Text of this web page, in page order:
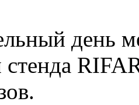
день
стенда